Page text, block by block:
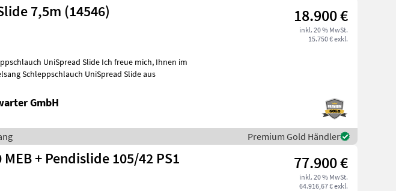
7,5m (14546) 18.900 €
inkl. 20 % MwSt.
15.750 € exkl.
Slide Ich freue mich, Ihnen im
Schleppschlauch UniSpread Slide aus
GmbH
Premium Gold Händler
+ Pendislide 105/42 PS1 77.900 €
inkl. 20 % MwSt.
64.916,67 € exkl.